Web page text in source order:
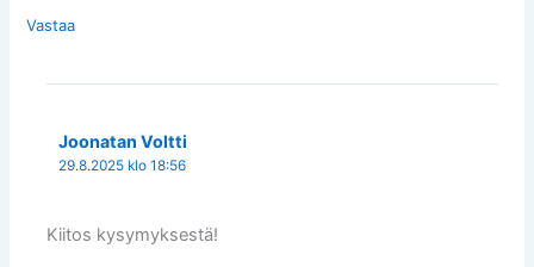
Vastaa
Joonatan Voltti
29.8.2025 klo 18:56
Kiitos kysymyksestä!